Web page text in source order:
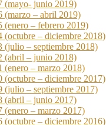
(octubre – diciembre 2016)
(enero – marzo 2017)
(abril – junio 2017)
(julio – septiembre 2017)
(octubre – diciembre 2017)
(enero – marzo 2018)
(abril – junio 2018)
(julio – septiembre 2018)
(octubre – diciembre 2018)
(enero – febrero 2019)
(marzo – abril 2019)
(mayo- junio 2019)